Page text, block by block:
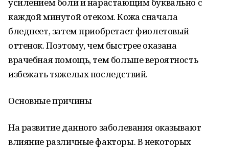
каждой минутой отеком. Кожа сначала
бледнеет, затем приобретает фиолетовый
оттенок. Поэтому, чем быстрее оказана
врачебная помощь, тем больше вероятность
избежать тяжелых последствий.
Основные причины
На развитие данного заболевания оказывают
влияние различные факторы. В некоторых